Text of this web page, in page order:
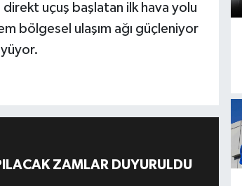
uçuş başlatan ilk hava yolu
bölgesel ulaşım ağı güçleniyor
ZAMLAR DUYURULDU